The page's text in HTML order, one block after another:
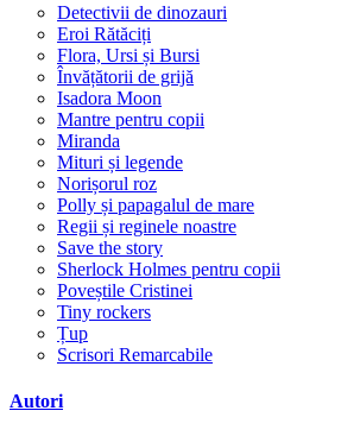
Detectivii de dinozauri
Eroi Rătăciți
Flora, Ursi și Bursi
Învățătorii de grijă
Isadora Moon
Mantre pentru copii
Miranda
Mituri și legende
Norișorul roz
Polly și papagalul de mare
Regii și reginele noastre
Save the story
Sherlock Holmes pentru copii
Poveștile Cristinei
Tiny rockers
Țup
Scrisori Remarcabile
Autori